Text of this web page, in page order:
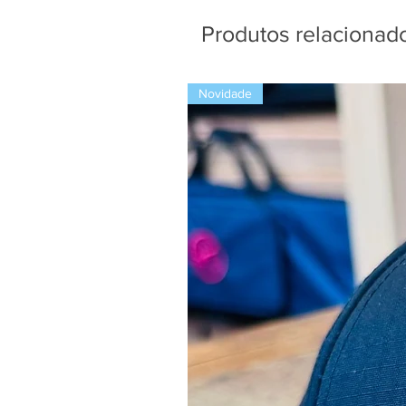
Produtos
Novidade